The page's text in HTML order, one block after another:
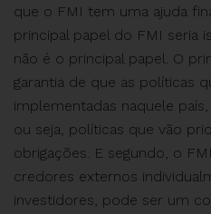
que o FMI tem uma ajuda
principal papel do FMI seria
não é o principal papel. O
garantia de que as políticas
implementadas naquele
ou seja, políticas que vão
obrigações. E segundo, o
credores externos
investidores, pode ser um